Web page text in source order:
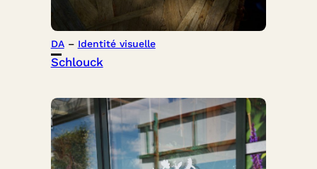
DA – Identité visuelle
Schlouck